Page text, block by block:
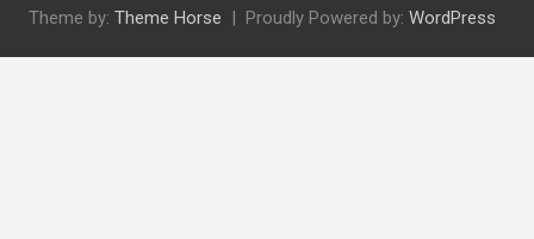
Theme by: Theme Horse Proudly Powered by: WordPress